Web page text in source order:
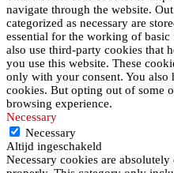
navigate through the website.
categorized as necessary are
essential for the working of
also use third-party cookies that
you use this website. These
only with your consent. You also
cookies. But opting out of some
browsing experience.
Necessary
Necessary
Altijd ingeschakeld
Necessary cookies are